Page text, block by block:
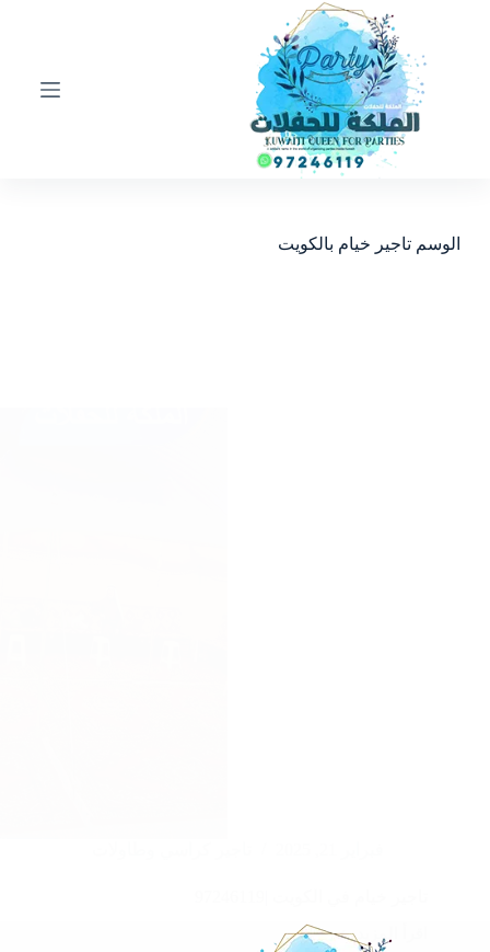
الوسم تاجير خيام بالكويت